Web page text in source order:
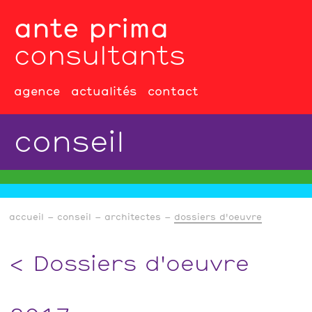
ante prima
consultants
agence actualités contact
conseil
accueil conseil architectes dossiers d'oeuvre
Dossiers d'oeuvre